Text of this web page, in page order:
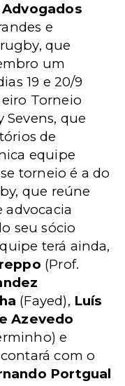
e
que
um
19 e 20/9
Torneio
Sevens, que
de
equipe
torneio é a do
que reúne
advocacia
seu sócio
terá ainda,
(Prof.
(Fayed), Luís
Azevedo
e
com o
Portgual